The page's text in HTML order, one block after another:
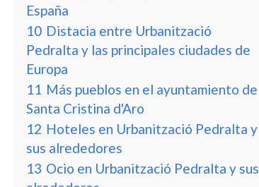
España
10 Distacia entre Urbanització
Pedralta y las principales ciudades de
Europa
11 Más pueblos en el ayuntamiento de
Santa Cristina d'Aro
12 Hoteles en Urbanització Pedralta y
sus alrededores
13 Ocio en Urbanització Pedralta y sus